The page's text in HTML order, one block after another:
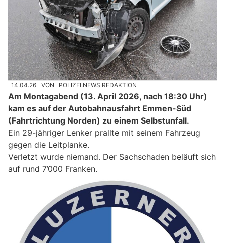
14.04.26 VON POLIZEI.NEWS REDAKTION
Am Montagabend (13. April 2026, nach 18:30 Uhr)
kam es auf der Autobahnausfahrt Emmen-Süd
(Fahrtrichtung Norden) zu einem Selbstunfall.
Ein 29-jähriger Lenker prallte mit seinem Fahrzeug
gegen die Leitplanke.
Verletzt wurde niemand. Der Sachschaden beläuft sich
auf rund 7’000 Franken.